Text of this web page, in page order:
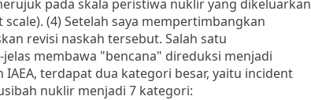
pada skala peristiwa nuklir yang dikeluarkan
(4) Setelah saya mempertimbangkan
revisi naskah tersebut. Salah satu
membawa "bencana" direduksi menjadi
terdapat dua kategori besar, yaitu incident
nuklir menjadi 7 kategori: